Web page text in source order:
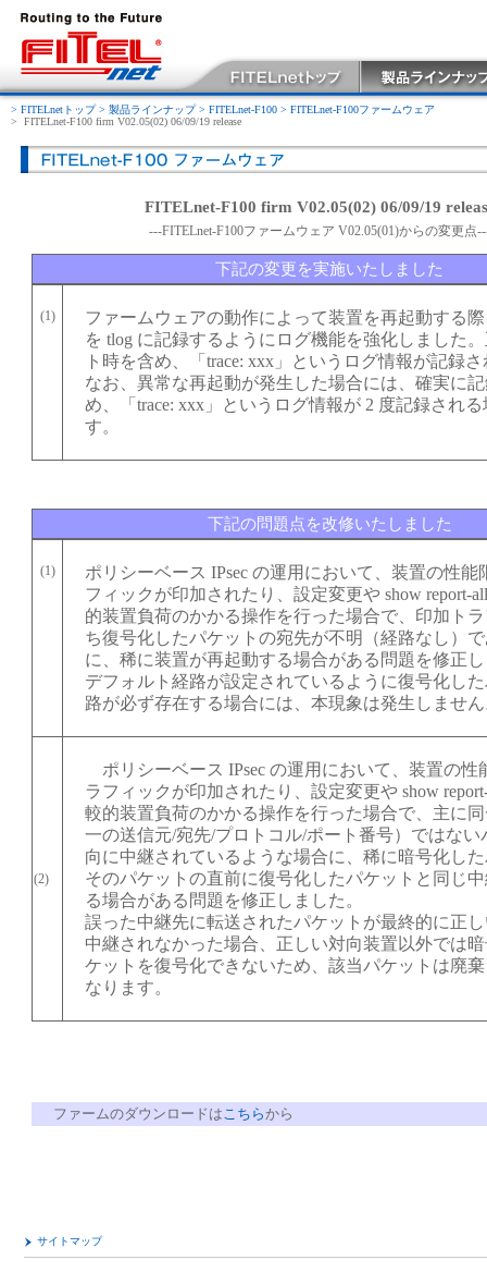
> FITELnetトップ > 製品ラインナップ > FITELnet-F100 > FITELnet-F100ファームウェア
>
FITELnet-F100 firm V02.05(02) 06/09/19 release
FITELnet-F100 firm V02.05(02) 06/09/19
---FITELnet-F100ファームウェア V02.05(01)からの変更点
下記の変更を実施いたしました
(1)
ファームウェアの動作によって装置を再起動する
を tlog に記録するようにログ機能を強化しました
ト時を含め、「trace: xxx」というログ情報が記録
なお、異常な再起動が発生した場合には、確実に
め、「trace: xxx」というログ情報が 2 度記録され
す。
下記の問題点を改修いたしました
(1)
ポリシーベース IPsec の運用において、装置の性能
フィックが印加されたり、設定変更や show report-
的装置負荷のかかる操作を行った場合で、印加ト
ち復号化したパケットの宛先が不明（経路なし）
に、稀に装置が再起動する場合がある問題を修正
デフォルト経路が設定されているように復号化し
路が必ず存在する場合には、本現象は発生しませ
(2)
ポリシーベース IPsec の運用において、装置の性
ラフィックが印加されたり、設定変更や show
較的装置負荷のかかる操作を行った場合で、主に
一の送信元/宛先/プロトコル/ポート番号）ではない
向に中継されているような場合に、稀に暗号化し
そのパケットの直前に復号化したパケットと同じ
る場合がある問題を修正しました。
誤った中継先に転送されたパケットが最終的に正
中継されなかった場合、正しい対向装置以外では
ケットを復号化できないため、該当パケットは廃
なります。
ファームのダウンロードはこちらから
サイトマップ